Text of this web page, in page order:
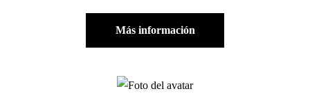
Más información